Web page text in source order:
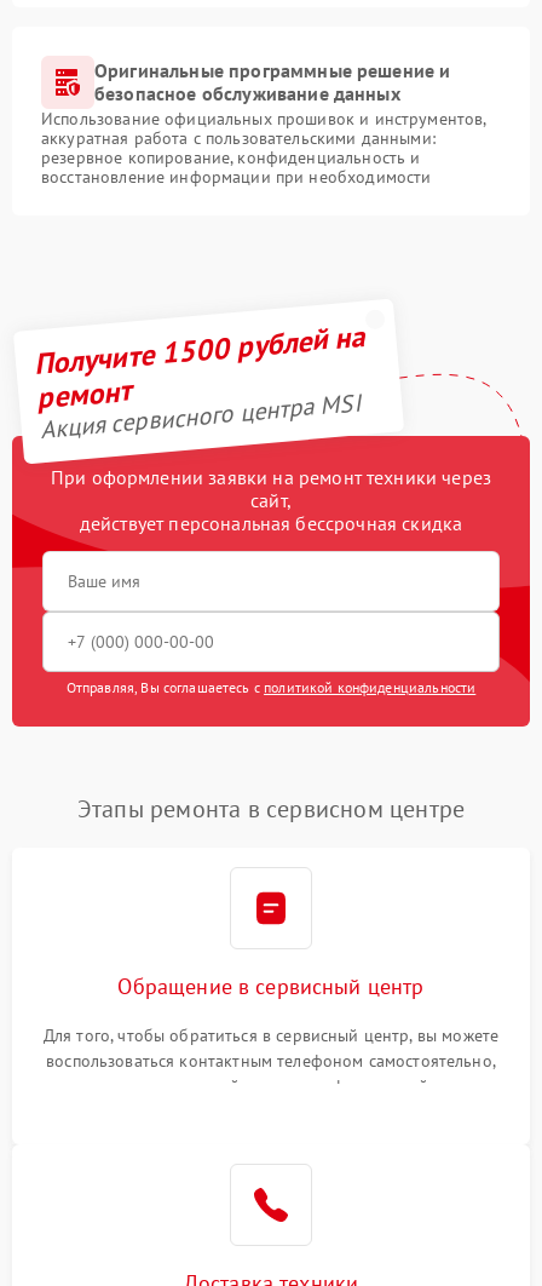
Оригинальные программные решение и
безопасное обслуживание данных
Использование официальных прошивок и инструментов,
аккуратная работа с пользовательскими данными:
резервное копирование, конфиденциальность и
восстановление информации при необходимости
Получите 1500 рублей на
ремонт
Акция сервисного центра MSI
При оформлении заявки на ремонт техники через
сайт,
действует персональная бессрочная скидка
Отправляя, Вы соглашаетесь с политикой конфиденциальности
Этапы ремонта в сервисном центре
Обращение в сервисный центр
Для того, чтобы обратиться в сервисный центр, вы можете
воспользоваться контактным телефоном самостоятельно,
или оставить свой номер телефона на сайте